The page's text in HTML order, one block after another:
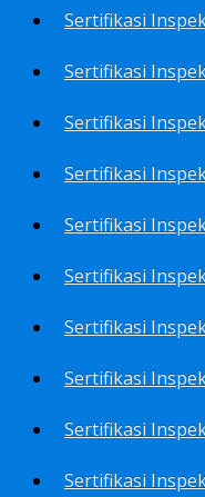
Sertifikasi
Sertifikasi
Sertifikasi
Sertifikasi
Sertifikasi
Sertifikasi
Sertifikasi